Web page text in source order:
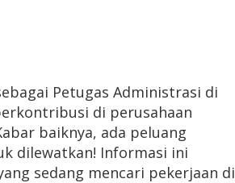
Petugas Administrasi di
di perusahaan
baiknya, ada peluang
dilewatkan! Informasi ini
sedang mencari pekerjaan di